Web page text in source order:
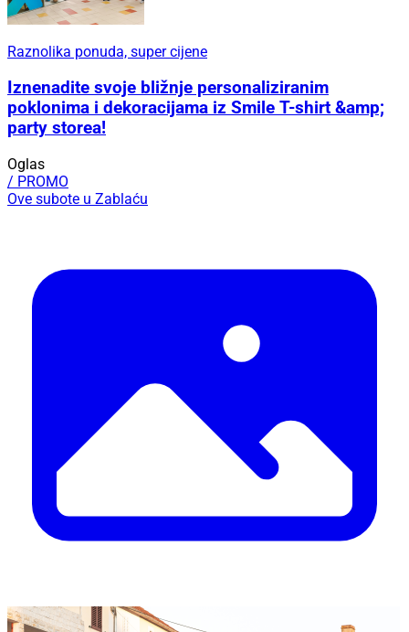
Raznolika ponuda, super cijene
Iznenadite svoje bližnje personaliziranim
poklonima i dekoracijama iz Smile T-shirt &amp;
party storea!
Oglas
/ PROMO
Ove subote u Zablaću